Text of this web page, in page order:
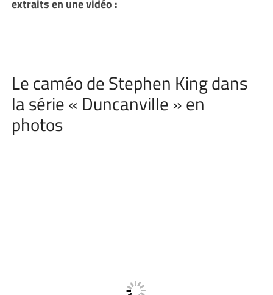
extraits en une vidéo :
Le caméo de Stephen King dans
la série « Duncanville » en
photos